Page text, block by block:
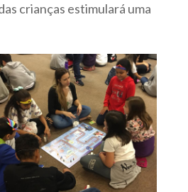
crianças estimulará uma